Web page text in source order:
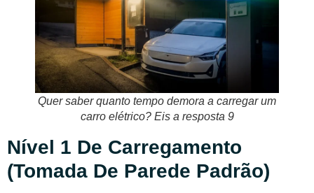
Quer saber quanto tempo demora a carregar um
carro elétrico? Eis a resposta 9
Nível 1 De Carregamento
(tomada De Parede Padrão)